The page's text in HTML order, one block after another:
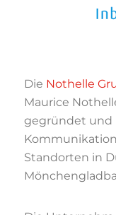
Die Nothelle
Maurice
gegründet und
Standorten in